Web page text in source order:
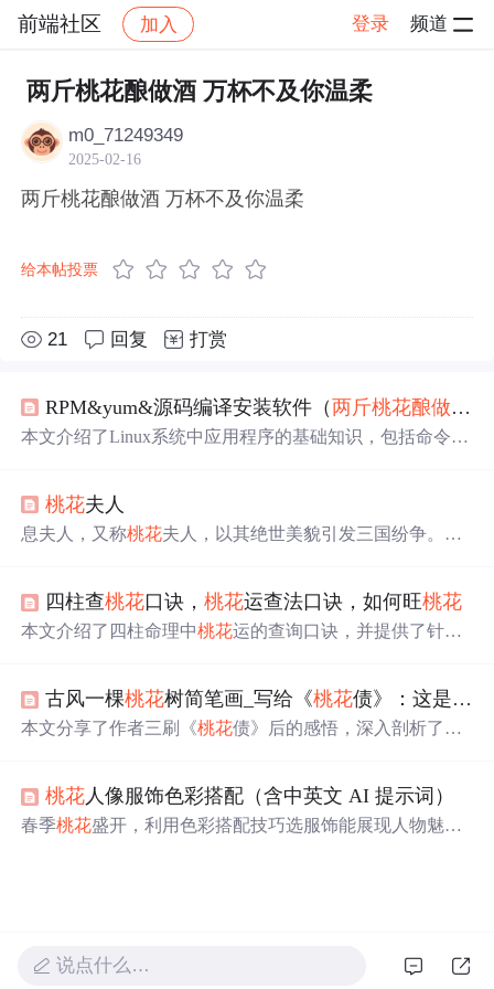
前端社区 加入 登录 频道
社区 前端社区 感慨 帖子详情
两斤桃花酿做酒 万杯不及你温柔
m0_71249349
2025-02-16
两斤桃花酿做酒 万杯不及你温柔
给本帖投票
21 回复 打赏
RPM&yum&源码编译安装软件（两斤桃花酿做酒
本文介绍了Linux系统中应用程序的基础知识，包括命令系
卸载和维护RPM软件包的方法。此外，还提到了yum作为
另一包管理工具，用于自动化解决依赖关系。最后，简述
桃花夫人
息夫人，又称桃花夫人，以其绝世美貌引发三国纷争。因
侯。最终，夫妻二人在重逢后选择殉情，留下千古绝唱。
四柱查桃花口诀，桃花运查法口诀，如何旺桃花
本文介绍了四柱命理中桃花运的查询口诀，并提供了针对
古风一棵桃花树简笔画_写给《桃花债》：这是什么神仙爱情
本文分享了作者三刷《桃花债》后的感悟，深入剖析了主
桃花人像服饰色彩搭配（含中英文 AI 提示词）
春季桃花盛开，利用色彩搭配技巧选服饰能展现人物魅
说点什么…